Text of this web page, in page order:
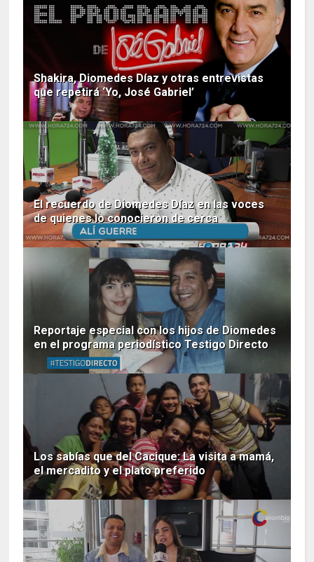
Shakira, Diomedes Díaz y otras entrevistas
que repetirá ‘Yo, José Gabriel’
El recuerdo de Diomedes Díaz en las voces
de quienes lo conocieron de cerca
Reportaje especial con los hijos de Diomedes
en el programa periodístico Testigo Directo
Los sabías que del Cacique: La visita a mamá,
el mercadito y el plato preferido